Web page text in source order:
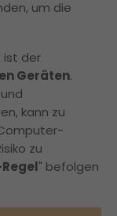
um die
ist der
Geräten.
kann zu
zu
" befolgen